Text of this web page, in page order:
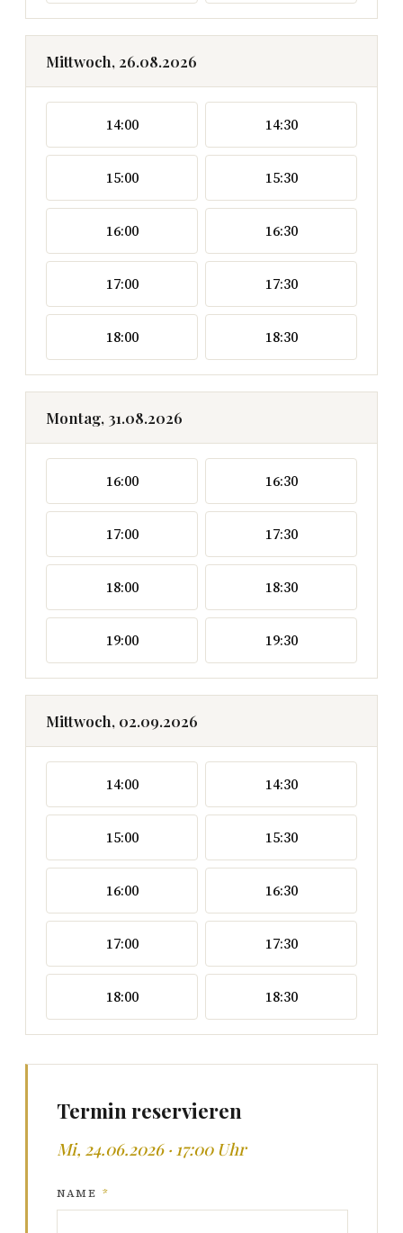
Mittwoch, 26.08.2026
14:00 14:30
15:00 15:30
16:00 16:30
17:00 17:30
18:00 18:30
Montag, 31.08.2026
16:00 16:30
17:00 17:30
18:00 18:30
19:00 19:30
Mittwoch, 02.09.2026
14:00 14:30
15:00 15:30
16:00 16:30
17:00 17:30
18:00 18:30
Termin reservieren
Mi, 24.06.2026 · 17:00 Uhr
NAME *